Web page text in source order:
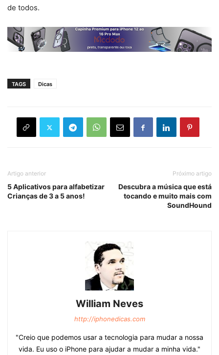
de todos.
TAGS Dicas
Artigo anterior
5 Aplicativos para alfabetizar
Crianças de 3 a 5 anos!
Próximo artigo
Descubra a música que está
tocando e muito mais com
SoundHound
William Neves
http://iphonedicas.com
"Creio que podemos usar a tecnologia para mudar a nossa
vida. Eu uso o iPhone para ajudar a mudar a minha vida."